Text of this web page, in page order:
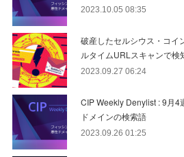
2023.10.05 08:35
破産したセルシウス・コイ
ルタイムURLスキャンで検
2023.09.27 06:24
CIP Weekly Denylist : 9月4
ドメインの検索語
2023.09.26 01:25